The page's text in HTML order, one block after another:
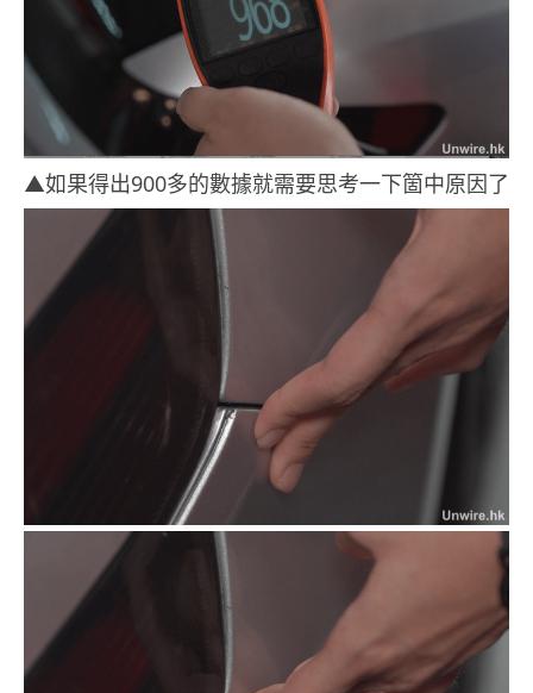
▲如果得出900多的數據就需要思考一下箇中原因了